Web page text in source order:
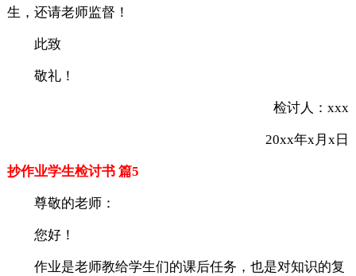
生，还请老师监督！
此致
敬礼！
检讨人：xxx
20xx年x月x日
抄作业学生检讨书 篇5
尊敬的老师：
您好！
作业是老师教给学生们的课后任务，也是对知识的复